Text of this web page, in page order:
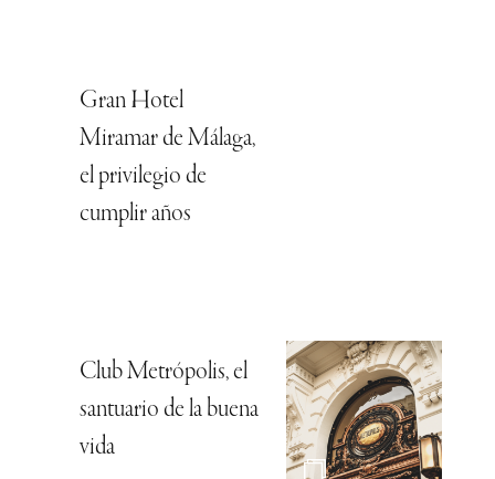
Gran Hotel
Miramar de Málaga,
el privilegio de
cumplir años
Club Metrópolis, el
santuario de la buena
vida